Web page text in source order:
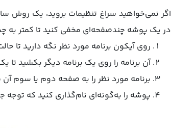
اگر نمی‌خواهید سراغ تنظیمات بروید، یک روش
در یک پوشه چندصفحه‌ای مخفی کنید تا کمتر به
روی آیکون برنامه مورد نظر نگه دارید
آن برنامه را روی یک برنامه دیگر بکشید
برنامه مورد نظر را به صفحه دوم یا سوم
پوشه را به‌گونه‌ای نام‌گذاری کنید که توجه